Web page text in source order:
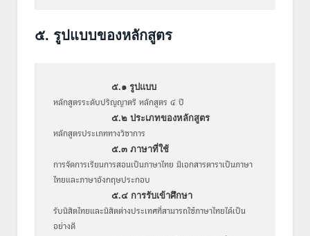
๕. รูปแบบของหลักสูตร
๕.๑ รูปแบบ
หลักสูตรระดับปริญญาตรี หลักสูตร ๔ ปี
๕.๒ ประเภทของหลักสูตร
หลักสูตรประเภททางวิชาการ
๕.๓ ภาษาที่ใช้
การจัดการเรียนการสอนเป็นภาษาไทย มีเอกสารตาราเป็นภาษา
ไทยและภาษาอังกฤษประกอบ
๕.๔ การรับเข้าศึกษา
รับนิสิตไทยและนิสิตต่างประเทศที่สามารถใช้ภาษาไทยได้เป็น
อย่างดี